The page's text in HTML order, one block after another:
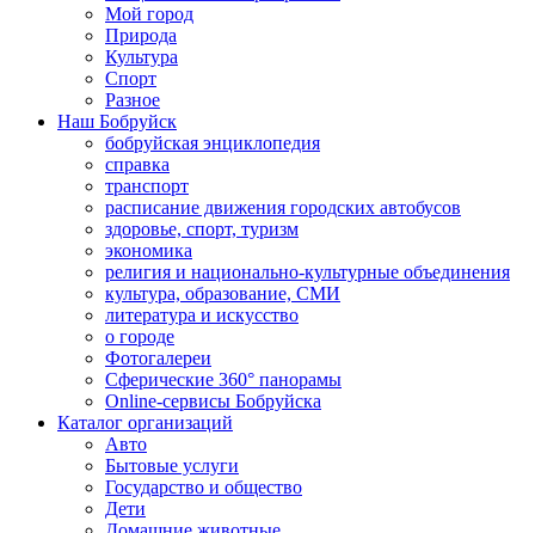
Мой город
Природа
Культура
Спорт
Разное
Наш Бобруйск
бобруйская энциклопедия
справка
транспорт
расписание движения городских автобусов
здоровье, спорт, туризм
экономика
религия и национально-культурные объединения
культура, образование, СМИ
литература и искусство
о городе
Фотогалереи
Сферические 360° панорамы
Online-сервисы Бобруйска
Каталог организаций
Авто
Бытовые услуги
Государство и общество
Дети